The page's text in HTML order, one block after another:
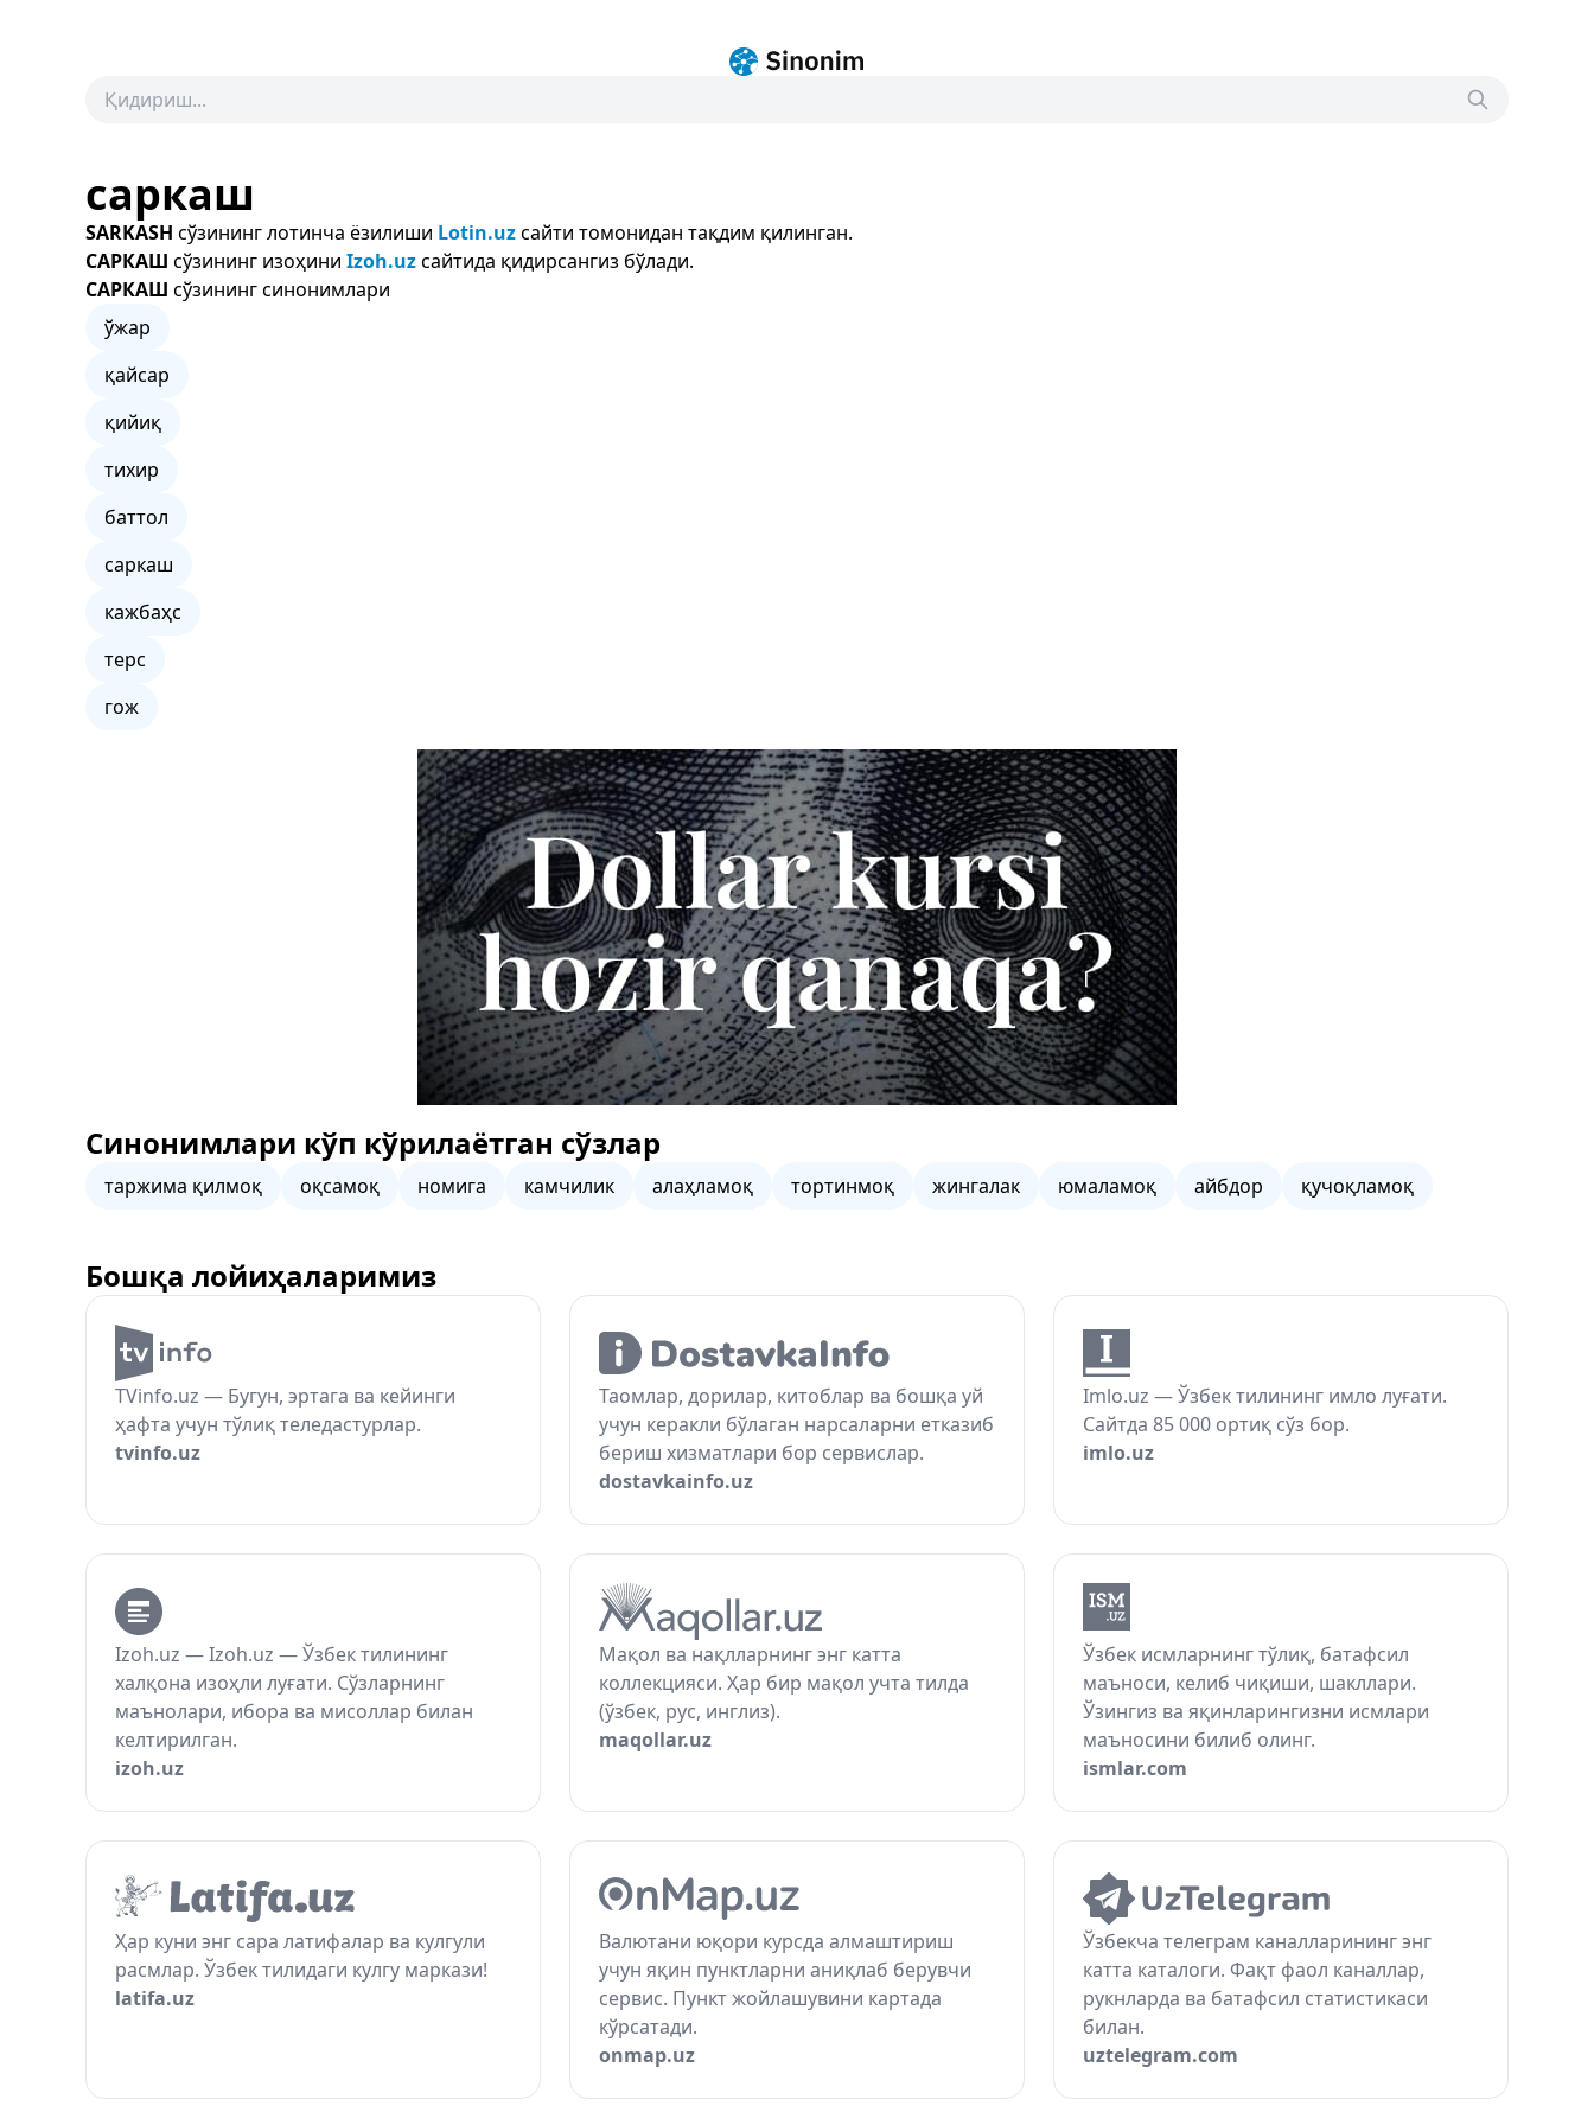
саркаш
SARKASH сўзининг лотинча ёзилиши Lotin.uzсайти томонидан тақдим қилинган.
САРКАШ сўзининг изоҳини Izoh.uzсайтида қидирсангиз бўлади.
САРКАШ сўзининг синонимлари
ўжар
қайсар
қийиқ
тихир
баттол
саркаш
кажбаҳс
терс
гож
Синонимлари кўп кўрилаётган сўзлар
таржима қилмоқ оқсамоқ номига камчилик алаҳламоқ тортинмоқ жингалак юмаламоқ айбдор қучоқламоқ
Бошқа лойиҳаларимиз
TVinfo.uz — Бугун, эртага ва кейинги
ҳафта учун тўлиқ теледастурлар.
tvinfo.uz
Таомлар, дорилар, китоблар ва бошқа уй
учун керакли бўлаган нарсаларни етказиб
бериш хизматлари бор сервислар.
dostavkainfo.uz
Imlo.uz — Ўзбек тилининг имло луғати.
Сайтда 85 000 ортиқ сўз бор.
imlo.uz
Izoh.uz — Izoh.uz — Ўзбек тилининг
халқона изоҳли луғати. Сўзларнинг
маънолари, ибора ва мисоллар билан
келтирилган.
izoh.uz
Мақол ва нақлларнинг энг катта
коллекцияси. Ҳар бир мақол учта тилда
(ўзбек, рус, инглиз).
maqollar.uz
Ўзбек исмларнинг тўлиқ, батафсил
маъноси, келиб чиқиши, шакллари.
Ўзингиз ва яқинларингизни исмлари
маъносини билиб олинг.
ismlar.com
Ҳар куни энг сара латифалар ва кулгули
расмлар. Ўзбек тилидаги кулгу маркази!
latifa.uz
Валютани юқори курсда алмаштириш
учун яқин пунктларни аниқлаб берувчи
сервис. Пункт жойлашувини картада
кўрсатади.
onmap.uz
Ўзбекча телеграм каналларининг энг
катта каталоги. Фақт фаол каналлар,
рукнларда ва батафсил статистикаси
билан.
uztelegram.com